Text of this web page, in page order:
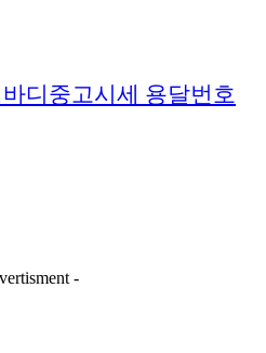
디중고시세 용달번호
-